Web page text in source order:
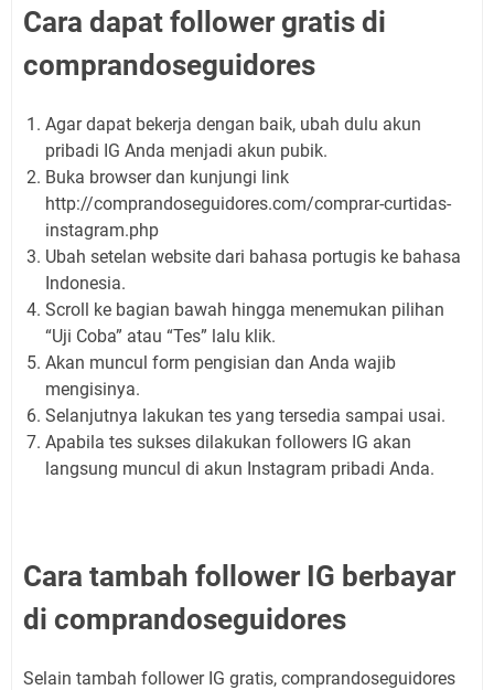
Cara dapat follower gratis di
comprandoseguidores
Agar dapat bekerja dengan baik, ubah dulu akun
pribadi IG Anda menjadi akun pubik.
Buka browser dan kunjungi link
http://comprandoseguidores.com/comprar-curtidas-
instagram.php
Ubah setelan website dari bahasa portugis ke bahasa
Indonesia.
Scroll ke bagian bawah hingga menemukan pilihan
“Uji Coba” atau “Tes” lalu klik.
Akan muncul form pengisian dan Anda wajib
mengisinya.
Selanjutnya lakukan tes yang tersedia sampai usai.
Apabila tes sukses dilakukan followers IG akan
langsung muncul di akun Instagram pribadi Anda.
Cara tambah follower IG berbayar
di comprandoseguidores
Selain tambah follower IG gratis, comprandoseguidores